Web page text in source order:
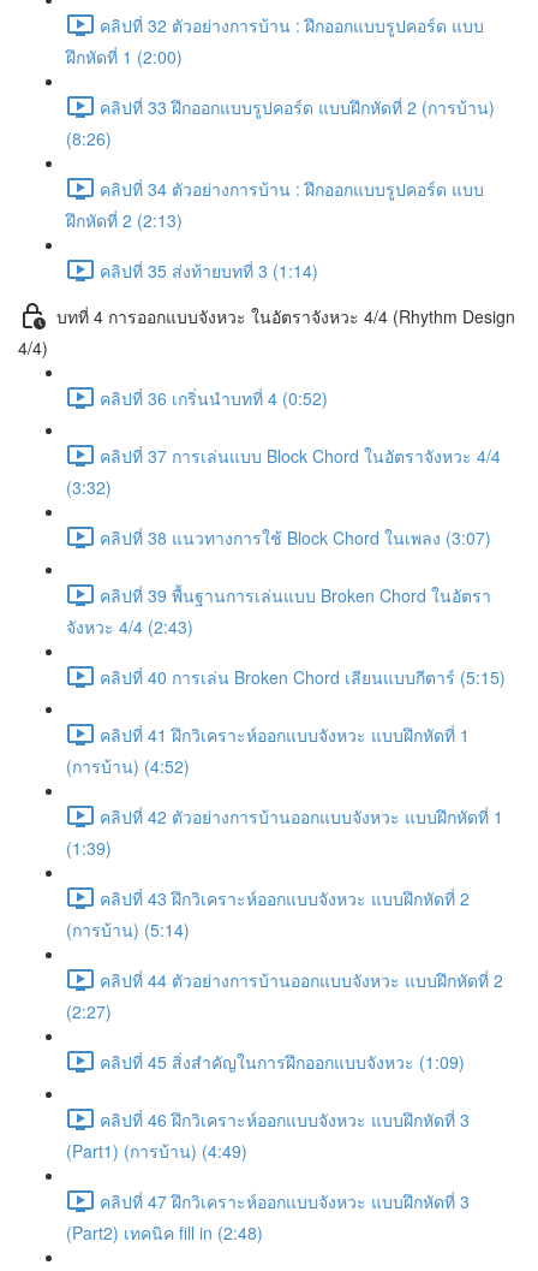
คลิปที่ 32 ตัวอย่างการบ้าน : ฝึกออกแบบรูปคอร์ด แบบ
ฝึกหัดที่ 1 (2:00)
คลิปที่ 33 ฝึกออกแบบรูปคอร์ด แบบฝึกหัดที่ 2 (การบ้าน)
(8:26)
คลิปที่ 34 ตัวอย่างการบ้าน : ฝึกออกแบบรูปคอร์ด แบบ
ฝึกหัดที่ 2 (2:13)
คลิปที่ 35 ส่งท้ายบทที่ 3 (1:14)
บทที่ 4 การออกแบบจังหวะ ในอัตราจังหวะ 4/4 (Rhythm Design
4/4)
คลิปที่ 36 เกริ่นนำบทที่ 4 (0:52)
คลิปที่ 37 การเล่นแบบ Block Chord ในอัตราจังหวะ 4/4
(3:32)
คลิปที่ 38 แนวทางการใช้ Block Chord ในเพลง (3:07)
คลิปที่ 39 พื้นฐานการเล่นแบบ Broken Chord ในอัตรา
จังหวะ 4/4 (2:43)
คลิปที่ 40 การเล่น Broken Chord เลียนแบบกีตาร์ (5:15)
คลิปที่ 41 ฝึกวิเคราะห์ออกแบบจังหวะ แบบฝึกหัดที่ 1
(การบ้าน) (4:52)
คลิปที่ 42 ตัวอย่างการบ้านออกแบบจังหวะ แบบฝึกหัดที่ 1
(1:39)
คลิปที่ 43 ฝึกวิเคราะห์ออกแบบจังหวะ แบบฝึกหัดที่ 2
(การบ้าน) (5:14)
คลิปที่ 44 ตัวอย่างการบ้านออกแบบจังหวะ แบบฝึกหัดที่ 2
(2:27)
คลิปที่ 45 สิ่งสำคัญในการฝึกออกแบบจังหวะ (1:09)
คลิปที่ 46 ฝึกวิเคราะห์ออกแบบจังหวะ แบบฝึกหัดที่ 3
(Part1) (การบ้าน) (4:49)
คลิปที่ 47 ฝึกวิเคราะห์ออกแบบจังหวะ แบบฝึกหัดที่ 3
(Part2) เทคนิค fill in (2:48)